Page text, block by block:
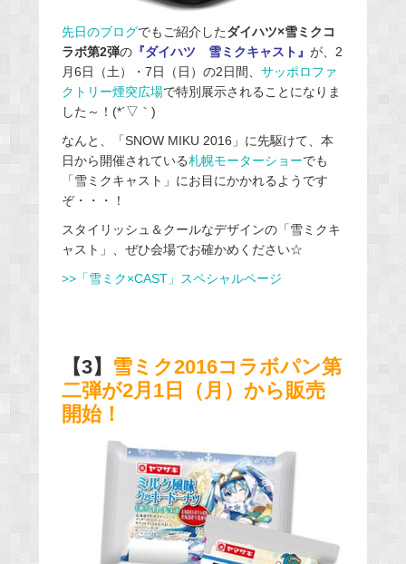
先日のブログでもご紹介したダイハツ×雪ミクコ
ラボ第2弾の『ダイハツ 雪ミクキャスト』 が、2
月6日（土）・7日（日）の2日間、 サッポロファ
クトリー煙突広場で特別展示されることになりま
した～！(*´▽｀)
なんと、「SNOW MIKU 2016」に先駆けて、本
日から開催されている札幌モーターショーでも
「雪ミクキャスト」にお目にかかれるようです
ぞ・・・！
スタイリッシュ＆クールなデザインの「雪ミクキ
ャスト」、ぜひ会場でお確かめください☆
>>「雪ミク×CAST」スペシャルページ
【3】 雪ミク2016コラボパン第
二弾が2月1日（月）から販売
開始！